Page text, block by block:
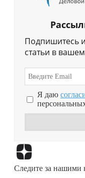
Подпишитесь
статьи в
Я даю
Следите за нашими